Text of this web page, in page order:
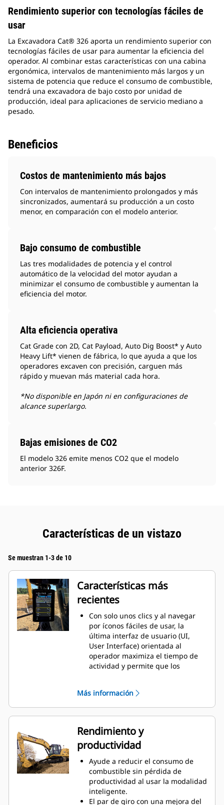
Rendimiento superior con tecnologías fáciles de
usar
La Excavadora Cat® 326 aporta un rendimiento superior con
tecnologías fáciles de usar para aumentar la eficiencia del
operador. Al combinar estas características con una cabina
ergonómica, intervalos de mantenimiento más largos y un
sistema de potencia que reduce el consumo de combustible,
tendrá una excavadora de bajo costo por unidad de
producción, ideal para aplicaciones de servicio mediano a
pesado.
Beneficios
Costos de mantenimiento más bajos
Con intervalos de mantenimiento prolongados y más
sincronizados, aumentará su producción a un costo
menor, en comparación con el modelo anterior.
Bajo consumo de combustible
Las tres modalidades de potencia y el control
automático de la velocidad del motor ayudan a
minimizar el consumo de combustible y aumentan la
eficiencia del motor.
Alta eficiencia operativa
Cat Grade con 2D, Cat Payload, Auto Dig Boost* y Auto
Heavy Lift* vienen de fábrica, lo que ayuda a que los
operadores excaven con precisión, carguen más
rápido y muevan más material cada hora.
*No disponible en Japón ni en configuraciones de
alcance superlargo.
Bajas emisiones de CO2
El modelo 326 emite menos CO2 que el modelo
anterior 326F.
Características de un vistazo
Se muestran 1-3 de 10
Características más
recientes
Con solo unos clics y al navegar
por íconos fáciles de usar, la
última interfaz de usuario (UI,
User Interface) orientada al
operador maximiza el tiempo de
actividad y permite que los
listas de herramientas hasta crear
nuevas combinaciones de
herramientas según sea
necesario, los operadores pueden
configurar rápidamente las
máquinas y acceder fácilmente a
la información.
La interfaz permite a los
operadores mantener la precisión
y aprovechar su jornada de trabajo
al máximo. La capacidad de
Más información
Rendimiento y
productividad
Ayude a reducir el consumo de
combustible sin pérdida de
productividad al usar la modalidad
inteligente.
El par de giro con una mejora del